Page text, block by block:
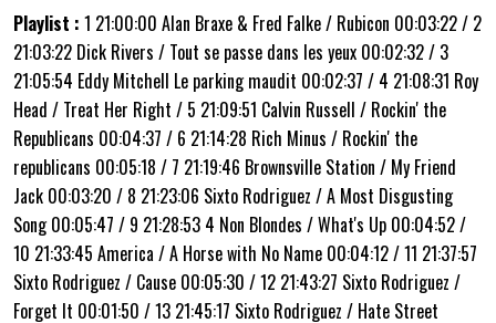
Playlist : 1 21:00:00 Alan Braxe & Fred Falke / Rubicon 00:03:22 / 2
21:03:22 Dick Rivers / Tout se passe dans les yeux 00:02:32 / 3
21:05:54 Eddy Mitchell Le parking maudit 00:02:37 / 4 21:08:31 Roy
Head / Treat Her Right / 5 21:09:51 Calvin Russell / Rockin' the
Republicans 00:04:37 / 6 21:14:28 Rich Minus / Rockin' the
republicans 00:05:18 / 7 21:19:46 Brownsville Station / My Friend
Jack 00:03:20 / 8 21:23:06 Sixto Rodriguez / A Most Disgusting
Song 00:05:47 / 9 21:28:53 4 Non Blondes / What's Up 00:04:52 /
10 21:33:45 America / A Horse with No Name 00:04:12 / 11 21:37:57
Sixto Rodriguez / Cause 00:05:30 / 12 21:43:27 Sixto Rodriguez /
Forget It 00:01:50 / 13 21:45:17 Sixto Rodriguez / Hate Street